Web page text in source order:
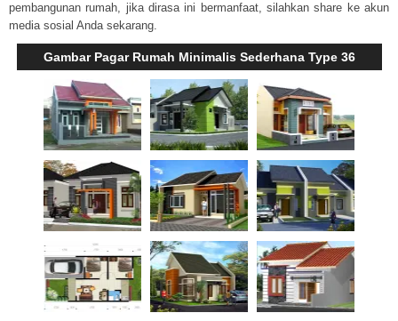
pembangunan rumah, jika dirasa ini bermanfaat, silahkan share ke akun
media sosial Anda sekarang.
Gambar Pagar Rumah Minimalis Sederhana Type 36